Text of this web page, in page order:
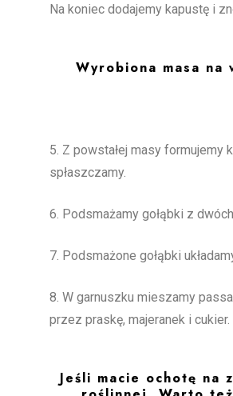
Na koniec dodajemy kapustę i
Wyrobiona masa na
5. Z powstałej masy formujemy
spłaszczamy.
6. Podsmażamy gołąbki z
7. Podsmażone gołąbki
8. W garnuszku mieszamy
przez praskę, majeranek i
Jeśli macie ochotę na